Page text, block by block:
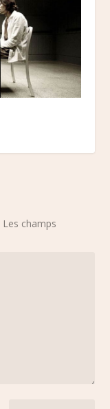
Les champs